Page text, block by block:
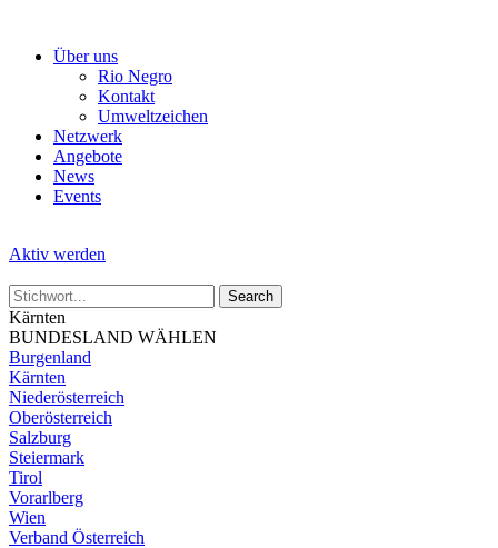
Über uns
Rio Negro
Kontakt
Umweltzeichen
Netzwerk
Angebote
News
Events
Aktiv werden
Kärnten
BUNDESLAND WÄHLEN
Burgenland
Kärnten
Niederösterreich
Oberösterreich
Salzburg
Steiermark
Tirol
Vorarlberg
Wien
Verband Österreich